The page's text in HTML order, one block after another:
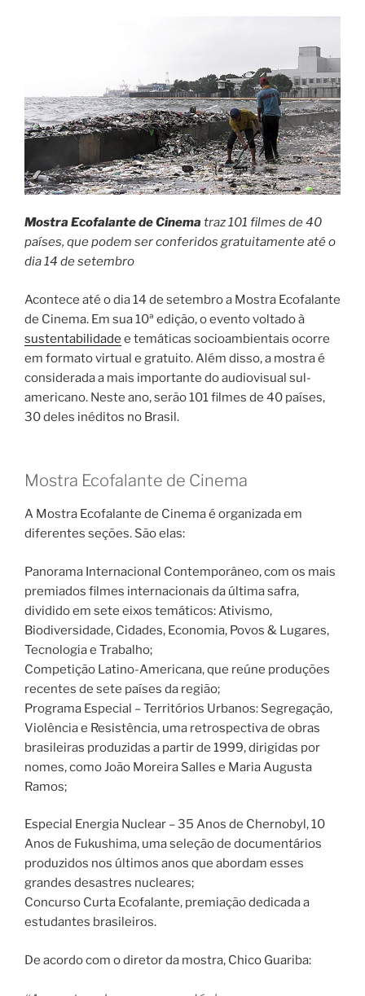
Mostra Ecofalante de Cinema traz 101 filmes de 40
países, que podem ser conferidos gratuitamente até o
dia 14 de setembro
Acontece até o dia 14 de setembro a Mostra Ecofalante
de Cinema. Em sua 10ª edição, o evento voltado à
sustentabilidade e temáticas socioambientais ocorre
em formato virtual e gratuito. Além disso, a mostra é
considerada a mais importante do audiovisual sul-
americano. Neste ano, serão 101 filmes de 40 países,
30 deles inéditos no Brasil.
Mostra Ecofalante de Cinema
A Mostra Ecofalante de Cinema é organizada em
diferentes seções. São elas:
Panorama Internacional Contemporâneo, com os mais
premiados filmes internacionais da última safra,
dividido em sete eixos temáticos: Ativismo,
Biodiversidade, Cidades, Economia, Povos & Lugares,
Tecnologia e Trabalho;
Competição Latino-Americana, que reúne produções
recentes de sete países da região;
Programa Especial – Territórios Urbanos: Segregação,
Violência e Resistência, uma retrospectiva de obras
brasileiras produzidas a partir de 1999, dirigidas por
nomes, como João Moreira Salles e Maria Augusta
Ramos;
Especial Energia Nuclear – 35 Anos de Chernobyl, 10
Anos de Fukushima, uma seleção de documentários
produzidos nos últimos anos que abordam esses
grandes desastres nucleares;
Concurso Curta Ecofalante, premiação dedicada a
estudantes brasileiros.
De acordo com o diretor da mostra, Chico Guariba: